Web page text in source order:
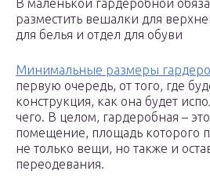
В маленькой гардеробной
разместить вешалки для
для белья и отдел для обуви
Минимальные размеры
первую очередь, от того, где
конструкция, как она будет
чего. В целом, гардеробная –
помещение, площадь которого
не только вещи, но также и
переодевания.